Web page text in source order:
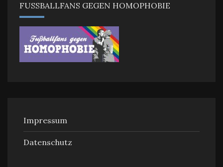
FUSSBALLFANS GEGEN HOMOPHOBIE
Impressum
Datenschutz